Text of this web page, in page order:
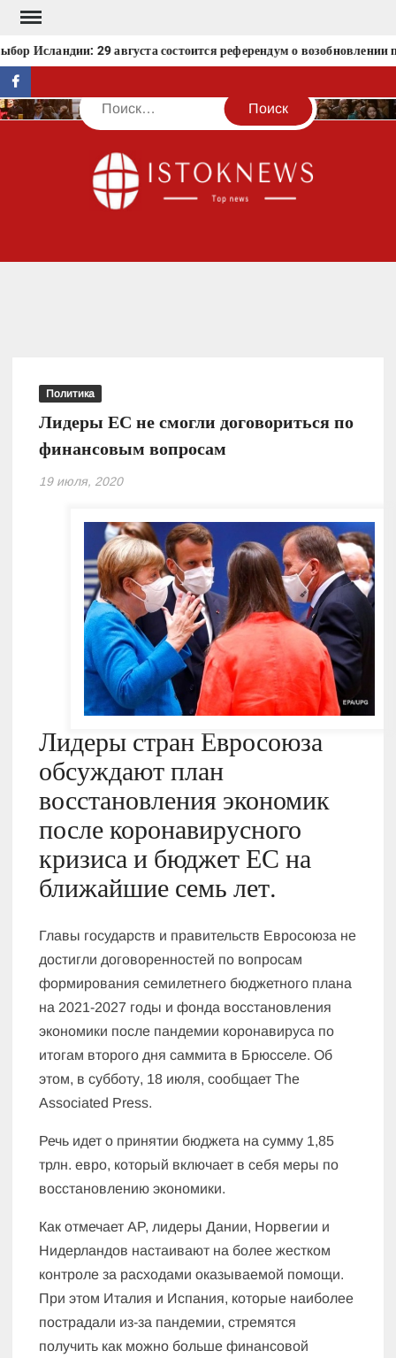
Перейти
содержимому
Исландии: 29 августа состоится референдум о возобновлении
facebook
Поиск
Политика
Лидеры ЕС не смогли договориться по
финансовым вопросам
19 июля, 2020
Лидеры стран Евросоюза
обсуждают план
восстановления экономик
после коронавирусного
кризиса и бюджет ЕС на
ближайшие семь лет.
Главы государств и правительств Евросоюза не
достигли договоренностей по вопросам
формирования семилетнего бюджетного плана
на 2021-2027 годы и фонда восстановления
экономики после пандемии коронавируса по
итогам второго дня саммита в Брюсселе. Об
этом, в субботу, 18 июля, сообщает The
Associated Press.
Речь идет о принятии бюджета на сумму 1,85
трлн. евро, который включает в себя меры по
восстановлению экономики.
Как отмечает AP, лидеры Дании, Норвегии и
Нидерландов настаивают на более жестком
контроле за расходами оказываемой помощи.
При этом Италия и Испания, которые наиболее
пострадали из-за пандемии, стремятся
получить как можно больше финансовой